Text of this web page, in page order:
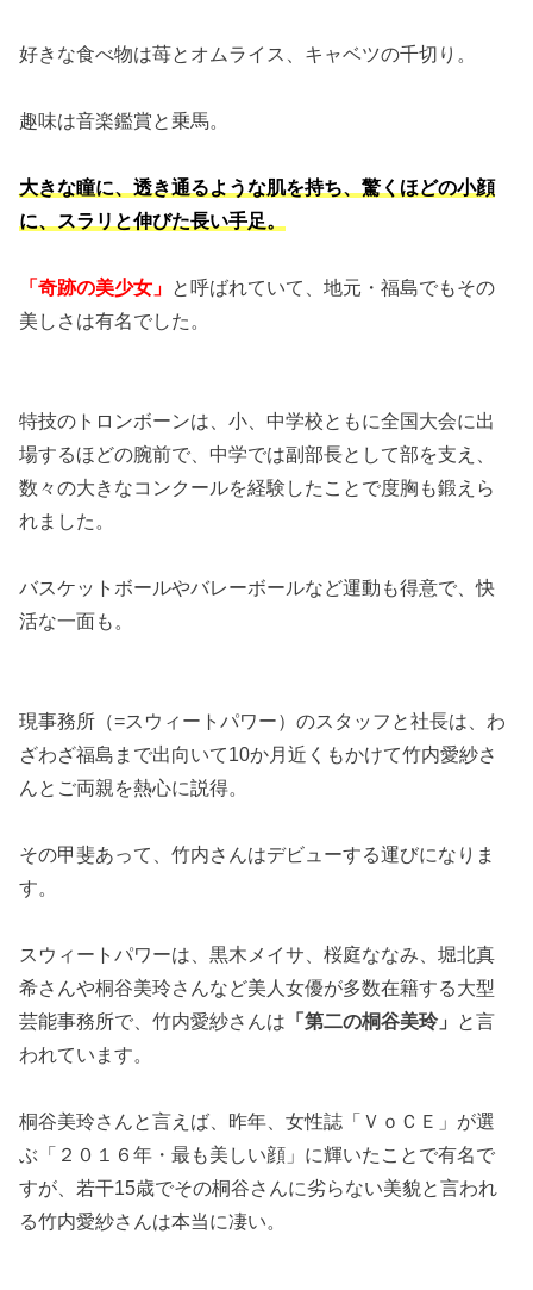
好きな食べ物は苺とオムライス、キャベツの千切り。
趣味は音楽鑑賞と乗馬。
大きな瞳に、透き通るような肌を持ち、驚くほどの小顔
に、スラリと伸びた長い手足。
「奇跡の美少女」 と呼ばれていて、地元・福島でもその
美しさは有名でした。
特技のトロンボーンは、小、中学校ともに全国大会に出
場するほどの腕前で、中学では副部長として部を支え、
数々の大きなコンクールを経験したことで度胸も鍛えら
れました。
バスケットボールやバレーボールなど運動も得意で、快
活な一面も。
現事務所（=スウィートパワー）のスタッフと社長は、わ
ざわざ福島まで出向いて10か月近くもかけて竹内愛紗さ
んとご両親を熱心に説得。
その甲斐あって、竹内さんはデビューする運びになりま
す。
スウィートパワーは、黒木メイサ、桜庭ななみ、堀北真
希さんや桐谷美玲さんなど美人女優が多数在籍する大型
芸能事務所で、竹内愛紗さんは 「第二の桐谷美玲」 と言
われています。
桐谷美玲さんと言えば、昨年、女性誌「ＶｏＣＥ」が選
ぶ「２０１６年・最も美しい顔」に輝いたことで有名で
すが、若干15歳でその桐谷さんに劣らない美貌と言われ
る竹内愛紗さんは本当に凄い。